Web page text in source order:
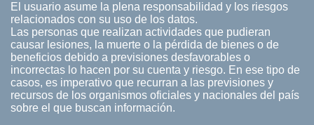
El usuario asume la plena responsabilidad y los riesgos
relacionados con su uso de los datos.
Las personas que realizan actividades que pudieran
causar lesiones, la muerte o la pérdida de bienes o de
beneficios debido a previsiones desfavorables o
incorrectas lo hacen por su cuenta y riesgo. En ese tipo de
casos, es imperativo que recurran a las previsiones y
recursos de los organismos oficiales y nacionales del país
sobre el que buscan información.